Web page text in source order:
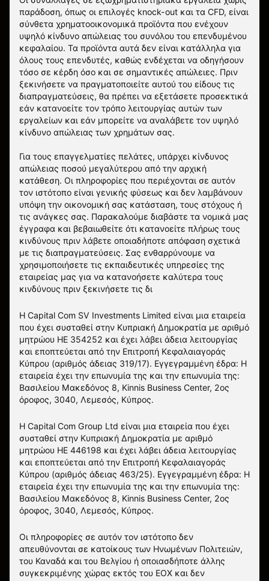
παράδοση, όπως οι επιλογές knock-out και τα CFD, είναι
σύνθετα χρηματοοικονομικά προϊόντα που ενέχουν
υψηλό κίνδυνο απώλειας του συνόλου του επενδυμένου
κεφαλαίου. Τα προϊόντα αυτά δεν είναι κατάλληλα για
όλους τους επενδυτές, καθώς ενδέχεται να οδηγήσουν
τόσο σε κέρδη όσο και σε σημαντικές απώλειες. Πριν
ξεκινήσετε να πραγματοποιείτε αυτού του είδους τις
διαπραγματεύσεις, θα πρέπει να εξετάσετε προσεκτικά
εάν κατανοείτε τον τρόπο λειτουργίας αυτών των
εργαλείων και εάν μπορείτε να αναλάβετε τον υψηλό
κίνδυνο απώλειας των χρημάτων σας.
Για τους επαγγελματίες πελάτες, υπάρχει κίνδυνος
απώλειας ποσού μεγαλύτερου από την αρχική
κατάθεση. Οι πληροφορίες που περιέχονται σε αυτόν
τον ιστότοπο είναι γενικής φύσεως και δεν λαμβάνουν
υπόψη την οικονομική σας κατάσταση, τους στόχους ή
τις ανάγκες σας. Παρακαλούμε διαβάστε τα νομικά μας
έγγραφα και βεβαιωθείτε ότι κατανοείτε πλήρως τους
κινδύνους πριν λάβετε οποιαδήποτε απόφαση σχετικά
με τις διαπραγματεύσεις. Σας ενθαρρύνουμε να
χρησιμοποιήσετε τις εκπαιδευτικές υπηρεσίες της
εταιρείας μας για να κατανοήσετε καλύτερα τους
κινδύνους πριν ξεκινήσετε τις δι
Η Capital Com SV Investments Limited είναι μια εταιρεία
που έχει συσταθεί στην Κυπριακή Δημοκρατία με αριθμό
μητρώου HE 354252 και έχει λάβει άδεια λειτουργίας
και εποπτεύεται από την Επιτροπή Κεφαλαιαγοράς
Κύπρου (αριθμός άδειας 319/17). Εγγεγραμμένη έδρα: Η
εταιρεία έχει την επωνυμία της και την επωνυμία της:
Βασιλείου Μακεδόνος 8, Kinnis Business Center, 2ος
όροφος, 3040, Λεμεσός, Κύπρος.
Η Capital Com Group Ltd είναι μια εταιρεία που έχει
συσταθεί στην Κυπριακή Δημοκρατία με αριθμό
μητρώου ΗΕ 446198 και έχει λάβει άδεια λειτουργίας
και εποπτεύεται από την Επιτροπή Κεφαλαιαγοράς
Κύπρου (αριθμός άδειας 463/25). Εγγεγραμμένη έδρα: Η
εταιρεία έχει την επωνυμία της και την επωνυμία της:
Βασιλείου Μακεδόνος 8, Kinnis Business Center, 2ος
όροφος, 3040, Λεμεσός, Κύπρος.
Οι πληροφορίες σε αυτόν τον ιστότοπο δεν
απευθύνονται σε κατοίκους των Ηνωμένων Πολιτειών,
του Καναδά και του Βελγίου ή οποιασδήποτε άλλης
συγκεκριμένης χώρας εκτός του ΕΟΧ και δεν